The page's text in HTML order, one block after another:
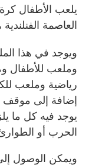
يلعب الأطفال
العاصمة
ويوجد في هذا
وملعب للأطفال
رياضية وملعب
إضافة إلى موقف
يوجد فيه كل ما
الحرب أو
ويمكن الوصول إلى